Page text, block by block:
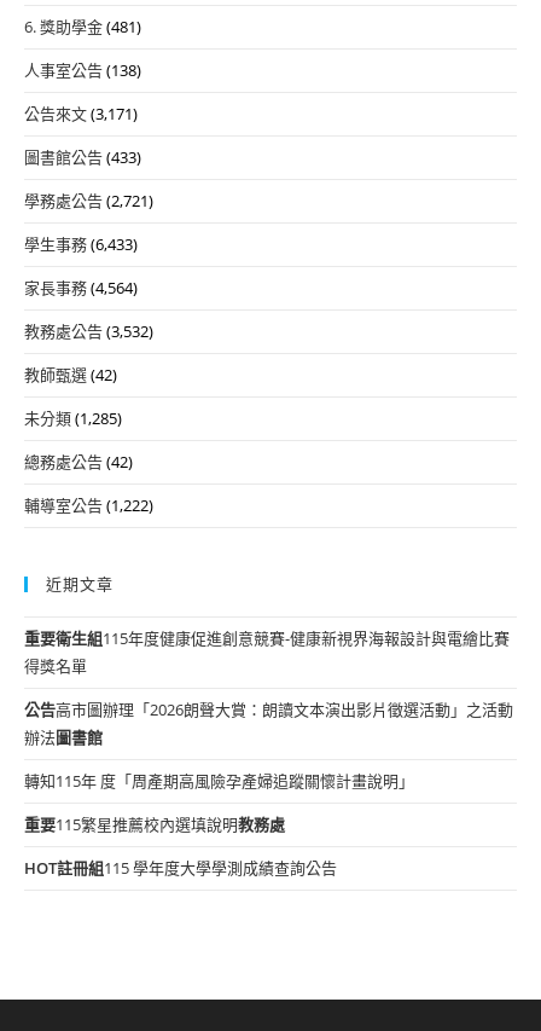
6. 獎助學金(481)
人事室公告(138)
公告來文(3,171)
圖書館公告(433)
學務處公告(2,721)
學生事務(6,433)
家長事務(4,564)
教務處公告(3,532)
教師甄選(42)
未分類(1,285)
總務處公告(42)
輔導室公告(1,222)
近期文章
重要衛生組115年度健康促進創意競賽-健康新視界海報設計與電繪比賽
得獎名單
公告高市圖辦理「2026朗聲大賞：朗讀文本演出影片徵選活動」之活動
辦法圖書館
轉知115年 度「周產期高風險孕產婦追蹤關懷計畫說明」
重要115繁星推薦校內選填說明教務處
HOT註冊組115 學年度大學學測成績查詢公告